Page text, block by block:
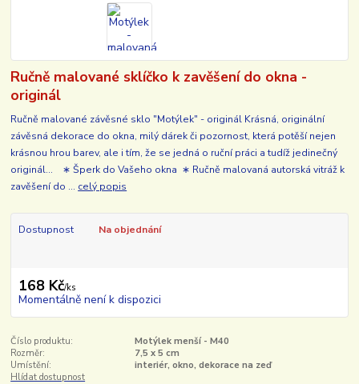
Ručně malované sklíčko k zavěšení do okna -
originál
Ručně malované závěsné sklo "Motýlek" - originál Krásná, originální
závěsná dekorace do okna, milý dárek či pozornost, která potěší nejen
krásnou hrou barev, ale i tím, že se jedná o ruční práci a tudíž jedinečný
originál... ∗ Šperk do Vašeho okna ∗ Ručně malovaná autorská vitráž k
zavěšení do ... celý popis
Dostupnost Na objednání
168 Kč/ks
Momentálně není k dispozici
Číslo produktu:
Motýlek menší - M40
Rozměr:
7,5 x 5 cm
Umístění:
interiér, okno, dekorace na zeď
Hlídat dostupnost